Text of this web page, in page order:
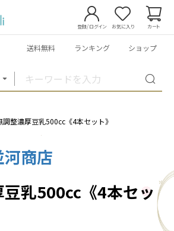
登録/ログイン お気に入り カート
送料無料 ランキング ショップ
調整濃厚豆乳500cc《4本セット》
商店
乳500cc《4本セッ